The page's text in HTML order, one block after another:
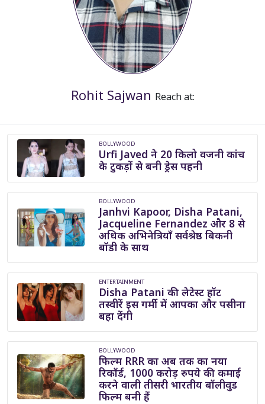
Rohit Sajwan Reach at:
BOLLYWOOD
Urfi Javed ने 20 किलो वजनी कांच
के टुकड़ों से बनी ड्रेस पहनी
BOLLYWOOD
Janhvi Kapoor, Disha Patani,
Jacqueline Fernandez और 8 से
अधिक अभिनेत्रियाँ सर्वश्रेष्ठ बिकनी
बॉडी के साथ
ENTERTAINMENT
Disha Patani की लेटेस्ट हॉट
तस्वीरें इस गर्मी में आपका और पसीना
बहा देंगी
BOLLYWOOD
फिल्म RRR का अब तक का नया
रिकॉर्ड, 1000 करोड़ रुपये की कमाई
करने वाली तीसरी भारतीय बॉलीवुड
फिल्म बनी हैं